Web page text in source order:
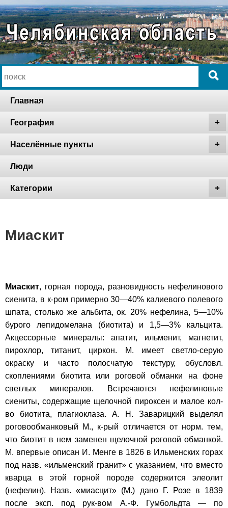
Главная
География
Населённые пункты
Люди
Категории
Миаскит
Миаскит, горная порода, разновидность нефелинового
сиенита, в к-ром примерно 30—40% калиевого полевого
шпата, столько же альбита, ок. 20% нефелина, 5—10%
бурого лепидомелана (биотита) и 1,5—3% кальцита.
Акцессорные минералы: апатит, ильменит, магнетит,
пирохлор, титанит, циркон. М. имеет светло-серую
окраску и часто полосчатую текстуру, обусловл.
скоплениями биотита или роговой обманки на фоне
светлых минералов. Встречаются нефелиновые
сиениты, содержащие щелочной пироксен и малое кол-
во биотита, плагиоклаза. А. Н. Заварицкий выделял
роговообманковый М., к-рый отличается от норм. тем,
что биотит в нем заменен щелочной роговой обманкой.
М. впервые описан И. Менге в 1826 в Ильменских горах
под назв. «ильменский гранит» с указанием, что вместо
кварца в этой горной породе содержится элеолит
(нефелин). Назв. «миасцит» (М.) дано Г. Розе в 1839
после эксп. под рук-вом А.-Ф. Гумбольдта — по